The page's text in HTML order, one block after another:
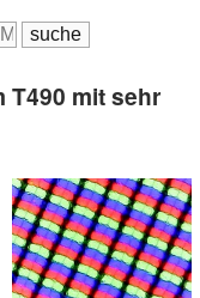
T490 mit sehr